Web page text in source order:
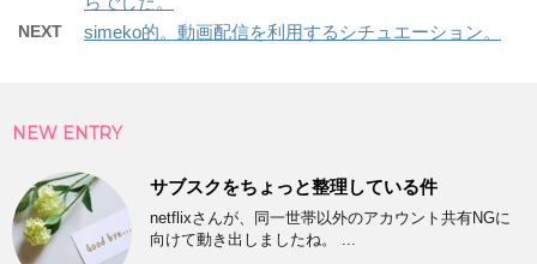
NEXT simeko的。動画配信を利用するシチュエーション。
NEW ENTRY
サブスクをちょっと整理している件
netflixさんが、同一世帯以外のアカウント共有NGに
向けて動き出しましたね。 ...